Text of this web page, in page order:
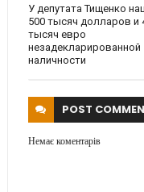
У депутата Тищенко
500 тысяч долларов и
тысяч евро
незадекларированной
наличности
POST
Немає коментарів